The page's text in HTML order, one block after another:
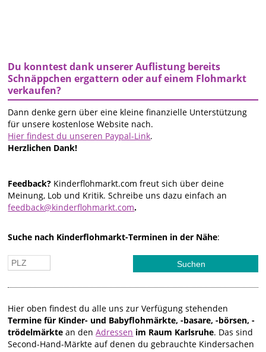
Du konntest dank unserer Auflistung bereits
Schnäppchen ergattern oder auf einem Flohmarkt
verkaufen?
Dann denke gern über eine kleine finanzielle Unterstützung
für unsere kostenlose Website nach.
Hier findest du unseren Paypal-Link.
Herzlichen Dank!
Feedback? Kinderflohmarkt.com freut sich über deine
Meinung, Lob und Kritik. Schreibe uns dazu einfach an
feedback@kinderflohmarkt.com.
Suche nach Kinderflohmarkt-Terminen in der Nähe:
Hier oben findest du alle uns zur Verfügung stehenden
Termine für Kinder- und Babyflohmärkte, -basare, -börsen, -
trödelmärkte an denAdressen im Raum Karlsruhe. Das sind
Second-Hand-Märkte auf denen du gebrauchte Kindersachen